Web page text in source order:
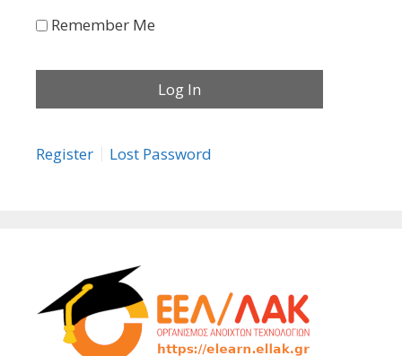
Remember Me
Register Lost Password